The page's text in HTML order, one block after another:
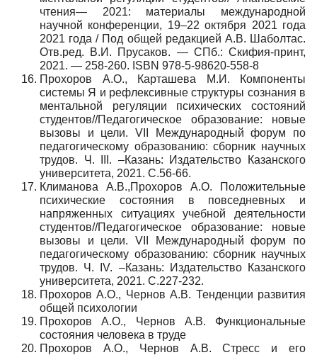
чтения— 2021: материалы международной
научной конференции, 19–22 октября 2021 года
2021 года / Под общей редакцией А.В. Шаболтас.
Отв.ред. В.И. Прусаков. — СПб.: Скифия-принт,
2021. — 258-260. ISBN 978-5-98620-558-8
Прохоров А.О., Карташева М.И. Компоненты
системы Я и рефлексивные структуры сознания в
ментальной регуляции психических состояний
студентов//Педагогическое образование: новые
вызовы и цели. VII Международный форум по
педагогическому образованию: сборник научных
трудов. Ч. III. –Казань: Издательство Казанского
университета, 2021. С.56-66.
Климанова А.В.,Прохоров А.О. Положительные
психические состояния в повседневных и
напряженных ситуациях учебной деятельности
студентов//Педагогическое образование: новые
вызовы и цели. VII Международный форум по
педагогическому образованию: сборник научных
трудов. Ч. IV. –Казань: Издательство Казанского
университета, 2021. С.227-232.
Прохоров А.О., Чернов А.В. Тенденции развития
общей психологии
Прохоров А.О., Чернов А.В. Функциональные
состояния человека в труде
Прохоров А.О., Чернов А.В. Стресс и его